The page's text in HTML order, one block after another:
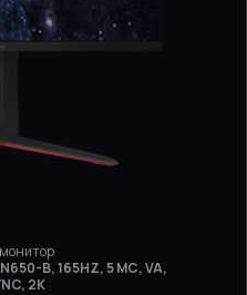
B, 165HZ, 5 МС, VA,
2K